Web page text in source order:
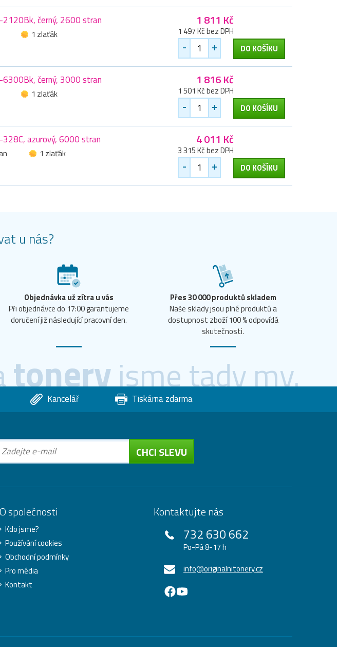
černý, 2600 stran
1 zlaťák
1 811 Kč
1 497 Kč bez DPH
- + DO KOŠÍKU
černý, 3000 stran
1 zlaťák
1 816 Kč
1 501 Kč bez DPH
- + DO KOŠÍKU
azurový, 6000 stran
1 zlaťák
4 011 Kč
3 315 Kč bez DPH
- + DO KOŠÍKU
u nás?
Objednávka už zítra u vás
Při objednávce do 17:00 garantujeme
doručení již následující pracovní den.
Přes 30 000 produktů skladem
Naše sklady jsou plné produktů a
dostupnost zboží 100 % odpovídá
skutečnosti.
toneryjsme tady my.
Kancelář Tiskárna zdarma
CHCI SLEVU
O společnosti
Kdo jsme?
Používání cookies
Obchodní podmínky
Pro média
Kontakt
Kontaktujte nás
732 630 662
Po-Pá 8-17 h
info@originalnitonery.cz